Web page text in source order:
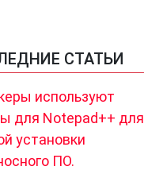
СТАТЬИ
используют
для Notepad++ для
установки
ПО.